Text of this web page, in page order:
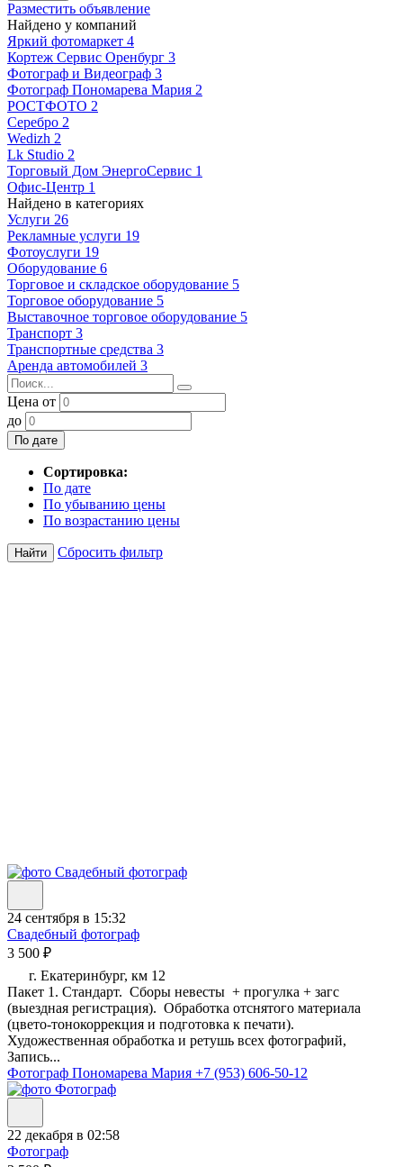
Разместить объявление
Найдено у компаний
Яркий фотомаркет 4
Кортеж Сервис Оренбург 3
Фотограф и Видеограф 3
Фотограф Пономарева Мария 2
РОСТФОТО 2
Серебро 2
Wedizh 2
Lk Studio 2
Торговый Дом ЭнергоСервис 1
Офис-Центр 1
Найдено в категориях
Услуги 26
Рекламные услуги 19
Фотоуслуги 19
Оборудование 6
Торговое и складское оборудование 5
Торговое оборудование 5
Выставочное торговое оборудование 5
Транспорт 3
Транспортные средства 3
Аренда автомобилей 3
Цена от
до
По дате
Сортировка:
По дате
По убыванию цены
По возрастанию цены
Найти Сбросить фильтр
24 сентября в 15:32
Свадебный фотограф
3 500 ₽
г. Екатеринбург, км 12
Пакет 1. Стандарт. Сборы невесты + прогулка + загс
(выездная регистрация). Обработка отснятого материала
(цвето-тонокоррекция и подготовка к печати).
Художественная обработка и ретушь всех фотографий,
Запись...
Фотограф Пономарева Мария +7 (953) 606-50-12
22 декабря в 02:58
Фотограф